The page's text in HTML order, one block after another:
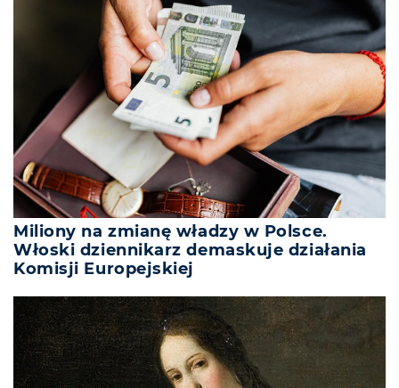
Miliony na zmianę władzy w Polsce.
Włoski dziennikarz demaskuje działania
Komisji Europejskiej